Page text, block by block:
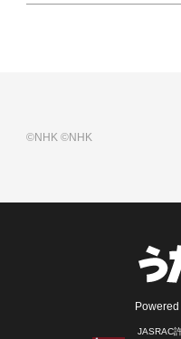
©NHK©NHK
JASRAC